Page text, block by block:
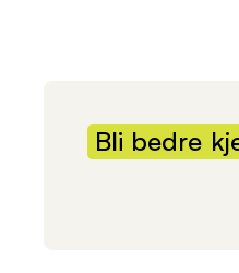
Bli bedre